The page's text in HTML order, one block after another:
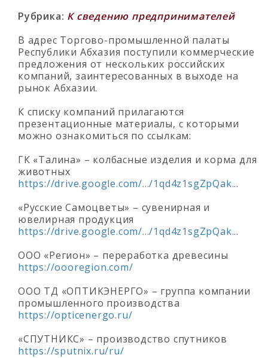
Рубрика: К сведению предпринимателей
В адрес Торгово-промышленной палаты
Республики Абхазия поступили коммерческие
предложения от нескольких российских
компаний, заинтересованных в выходе на
рынок Абхазии.
К списку компаний прилагаются
презентационные материалы, с которыми
можно ознакомиться по ссылкам:
ГК «Талина» – колбасные изделия и корма для
животных
https://drive.google.com/.../1qd4z1sgZpQak...
«Русские Самоцветы» – сувенирная и
ювелирная продукция
https://drive.google.com/.../1qd4z1sgZpQak...
ООО «Регион» – переработка древесины
https://oooregion.com/
ООО ТД «ОПТИКЭНЕРГО» – группа компании
промышленного производства
https://opticenergo.ru/
«СПУТНИКС» – производство спутников
https://sputnix.ru/ru/